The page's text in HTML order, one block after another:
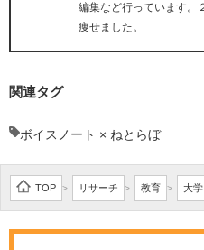
編集など行っています。
痩せました。
関連タグ
ボイスノート × ねとらぼ
TOP > リサーチ > 教育 > 大学